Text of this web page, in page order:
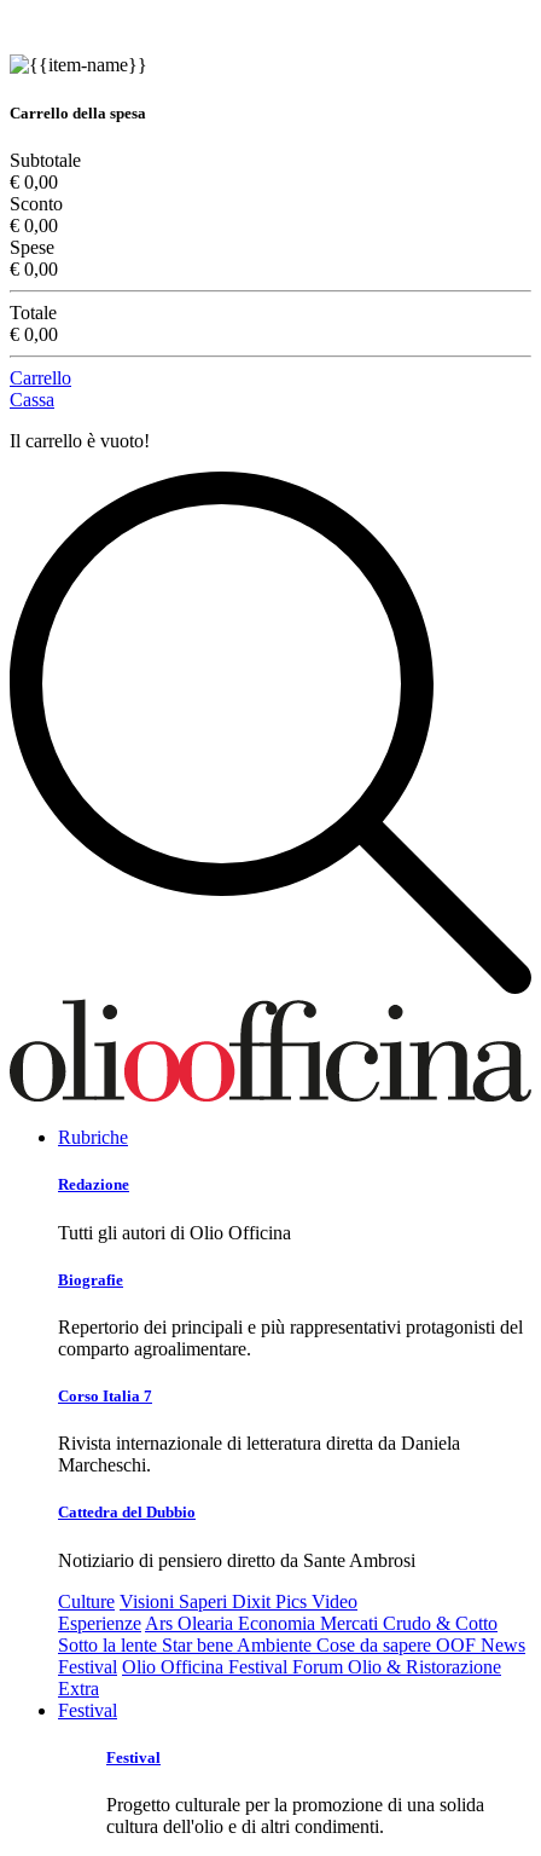
Carrello della spesa
Subtotale
€ 0,00
Sconto
€ 0,00
Spese
€ 0,00
Totale
€ 0,00
Carrello
Cassa
Il carrello è vuoto!
Rubriche
Redazione
Tutti gli autori di Olio Officina
Biografie
Repertorio dei principali e più rappresentativi protagonisti del
comparto agroalimentare.
Corso Italia 7
Rivista internazionale di letteratura diretta da Daniela
Marcheschi.
Cattedra del Dubbio
Notiziario di pensiero diretto da Sante Ambrosi
Culture Visioni Saperi Dixit Pics Video
Esperienze Ars Olearia Economia Mercati Crudo & Cotto
Sotto la lente Star bene Ambiente Cose da sapere OOF News
Festival Olio Officina Festival Forum Olio & Ristorazione
Extra
Festival
Festival
Progetto culturale per la promozione di una solida
cultura dell'olio e di altri condimenti.